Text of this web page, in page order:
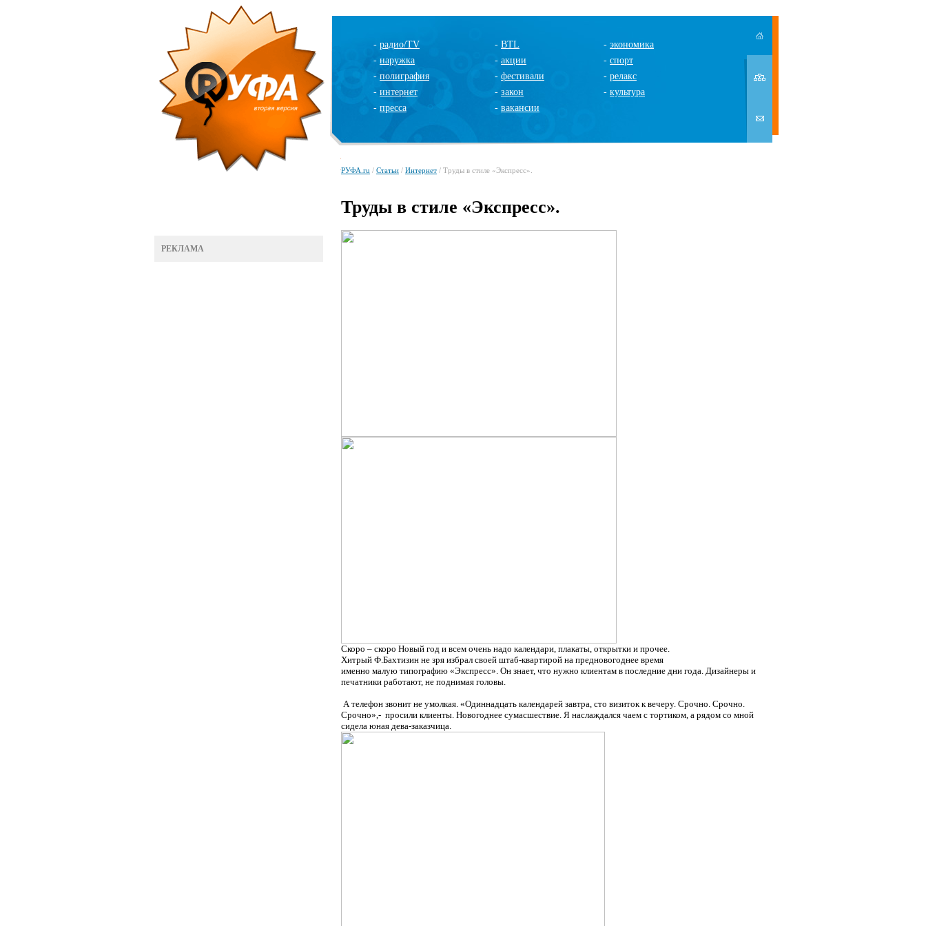
- радио/TV
- наружка
- полиграфия
- интернет
- пресса
- BTL
- акции
- фестивали
- закон
- вакансии
- экономика
- спорт
- релакс
- культура
РЕКЛАМА
РУФА.ru / Статьи / Интернет / Труды в стиле «Экспресс».
Труды в стиле «Экспресс».
Скоро – скоро Новый год и всем очень надо календари, плакаты, открытки и прочее.
Хитрый Ф.Бахтизин не зря избрал своей штаб-квартирой на предновогоднее время
именно малую типографию «Экспресс». Он знает, что нужно клиентам в последние дни года. Дизайнеры и
печатники работают, не поднимая головы.
А телефон звонит не умолкая. «Одиннадцать календарей завтра, сто визиток к вечеру. Срочно. Срочно.
Срочно»,- просили клиенты. Новогоднее сумасшествие. Я наслаждался чаем с тортиком, а рядом со мной
сидела юная дева-заказчица.